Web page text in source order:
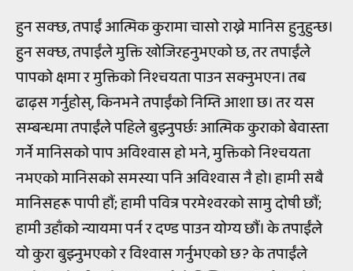
हुन सक्छ, तपाईं आत्मिक कुरामा चासो राख्ने मानिस हुनुहुन्छ।
हुन सक्छ, तपाईंले मुक्ति खोजिरहनुभएको छ, तर तपाईंले
पापको क्षमा र मुक्तिको निश्चयता पाउन सक्नुभएन। तब
ढाढ़स गर्नुहोस्, किनभने तपाईंको निम्ति आशा छ। तर यस
सम्बन्धमा तपाईंले पहिले बुझ्नुपर्छः आत्मिक कुराको बेवास्ता
गर्ने मानिसको पाप अविश्वास हो भने, मुक्तिको निश्चयता
नभएको मानिसको समस्या पनि अविश्वास नै हो। हामी सबै
मानिसहरू पापी हौं; हामी पवित्र परमेश्वरको सामु दोषी छौं;
हामी उहाँको न्यायमा पर्न र दण्ड पाउन योग्य छौं। के तपाईंले
यो कुरा बुझ्नुभएको र विश्वास गर्नुभएको छ? के तपाईंले